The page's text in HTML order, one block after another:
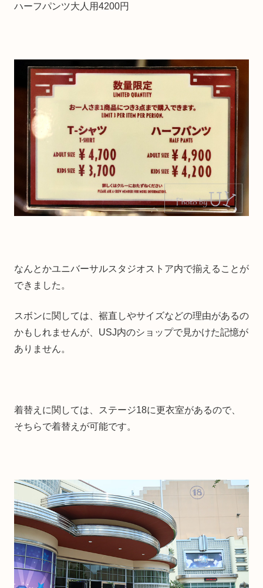
ハーフパンツ大人用4200円
なんとかユニバーサルスタジオストア内で揃えることが
できました。
スボンに関しては、裾直しやサイズなどの理由があるの
かもしれませんが、USJ内のショップで見かけた記憶が
ありません。
着替えに関しては、ステージ18に更衣室があるので、
そちらで着替えが可能です。